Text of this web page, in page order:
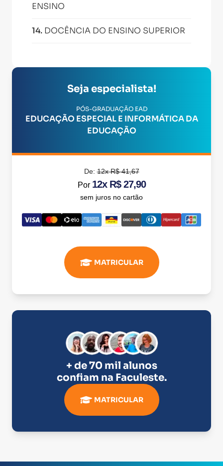
ENSINO
14. DOCÊNCIA DO ENSINO SUPERIOR
Seja especialista!
PÓS-GRADUAÇÃO EAD
EDUCAÇÃO ESPECIAL E INFORMÁTICA DA
EDUCAÇÃO
De:12x R$ 41,67
Por 12x R$ 27,90
sem juros no cartão
MATRICULAR
+ de 70 mil alunos
confiam na Faculeste.
MATRICULAR